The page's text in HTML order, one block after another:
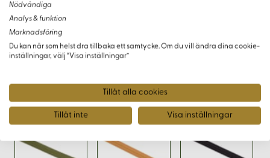
Varianter
Nödvändiga
Analys & funktion
Marknadsföring
Du kan när som helst dra tillbaka ett samtycke. Om du vill ändra dina cookie-
inställningar, välj “Visa inställningar”
Tillåt alla cookies
Tillåt inte Visa inställningar